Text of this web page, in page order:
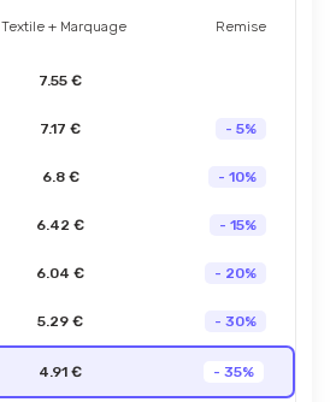
Textile + Marquage Remise
7.55 €
7.17 € - 5%
6.8 € - 10%
6.42 € - 15%
6.04 € - 20%
5.29 € - 30%
4.91 € - 35%